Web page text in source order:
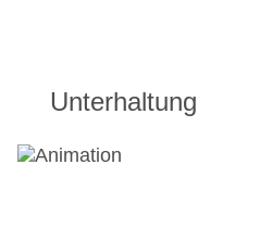
Unterhaltung